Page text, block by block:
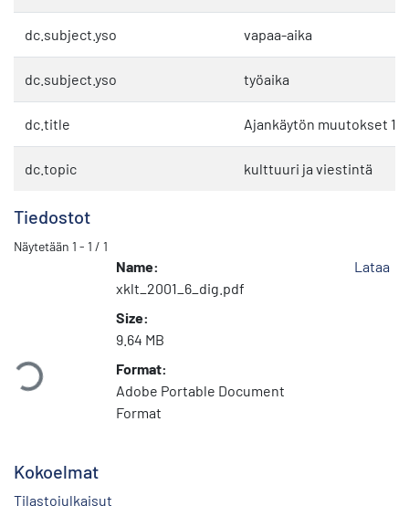
dc.subject.yso vapaa-aika
dc.subject.yso työaika
dc.title Ajankäytön muutokset
dc.topic kulttuuri ja viestintä
Tiedostot
Näytetään 1 - 1 / 1
Name:
xklt_2001_6_dig.pdf
Size:
9.64 MB
Format:
Adobe Portable Document
Format
Lataa
Kokoelmat
Tilastojulkaisut